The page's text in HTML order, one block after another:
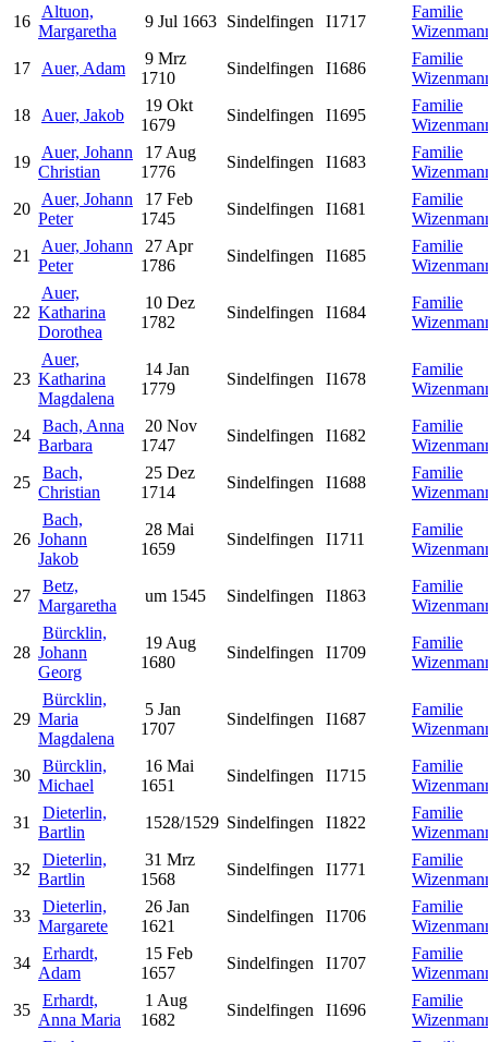
16
Altuon,
Margaretha
9 Jul 1663 Sindelfingen I1717
Familie
17
Auer, Adam
9 Mrz
1710
Sindelfingen I1686
Familie
18
Auer, Jakob
19 Okt
1679
Sindelfingen I1695
Familie
19
Auer, Johann
Christian
17 Aug
1776
Sindelfingen I1683
Familie
20
Auer, Johann
Peter
17 Feb
1745
Sindelfingen I1681
Familie
21
Auer, Johann
Peter
27 Apr
1786
Sindelfingen I1685
Familie
22
Auer,
Katharina
Dorothea
10 Dez
1782
Sindelfingen I1684
Familie
23
Auer,
Katharina
Magdalena
14 Jan
1779
Sindelfingen I1678
Familie
24
Bach, Anna
Barbara
20 Nov
1747
Sindelfingen I1682
Familie
25
Bach,
Christian
25 Dez
1714
Sindelfingen I1688
Familie
26
Bach,
Johann
Jakob
28 Mai
1659
Sindelfingen I1711
Familie
27
Betz,
Margaretha
um 1545 Sindelfingen I1863
Familie
28
Bürcklin,
Johann
Georg
19 Aug
1680
Sindelfingen I1709
Familie
29
Bürcklin,
Maria
Magdalena
5 Jan
1707
Sindelfingen I1687
Familie
30
Bürcklin,
Michael
16 Mai
1651
Sindelfingen I1715
Familie
31
Dieterlin,
Bartlin
1528/1529 Sindelfingen I1822
Familie
32
Dieterlin,
Bartlin
31 Mrz
1568
Sindelfingen I1771
Familie
33
Dieterlin,
Margarete
26 Jan
1621
Sindelfingen I1706
Familie
34
Erhardt,
Adam
15 Feb
1657
Sindelfingen I1707
Familie
35
Erhardt,
Anna Maria
1 Aug
1682
Sindelfingen I1696
Familie